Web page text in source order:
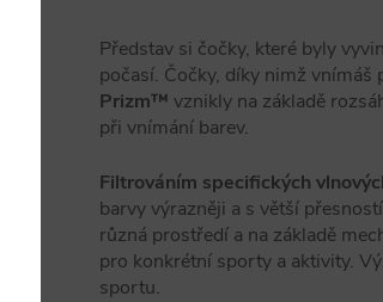
Představ si čočky, které byly
počasí. Čočky, díky nimž
Prizm™ vznikly na základě
při vnímání barev.
Filtrováním specifických
barvy výrazněji a s větší
různá prostředí a na základě
pro konkrétní sporty a aktivity.
sportu.